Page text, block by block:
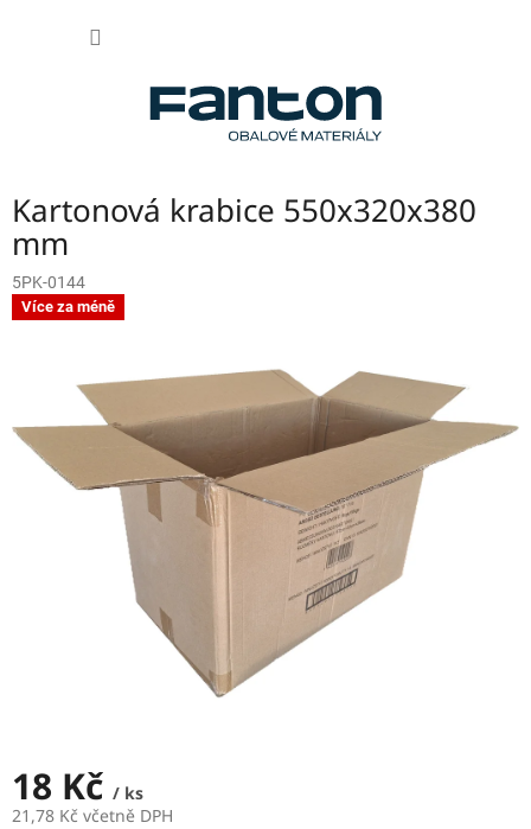
Kartonová krabice 550x320x380
mm
5PK-0144
Více za méně
18 Kč / ks
21,78 Kč včetně DPH